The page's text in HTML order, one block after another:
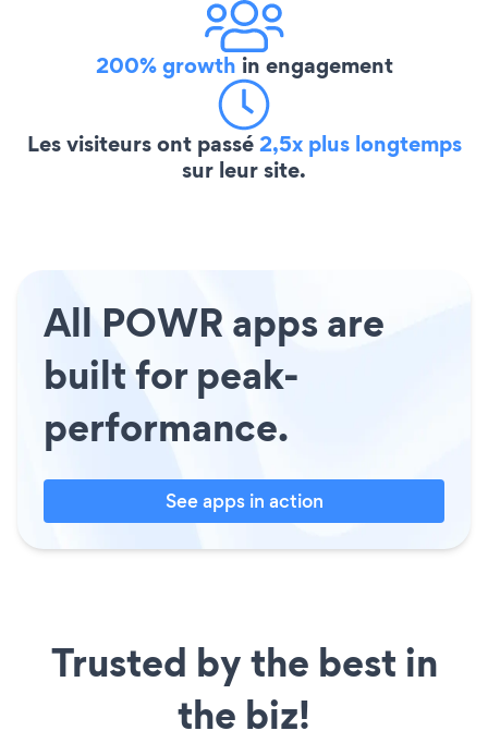
200% growth in engagement
Les visiteurs ont passé2,5x plus longtemps
sur leur site.
All POWR apps are
built for peak-
performance.
See apps in action
Trusted by the best in
the biz!